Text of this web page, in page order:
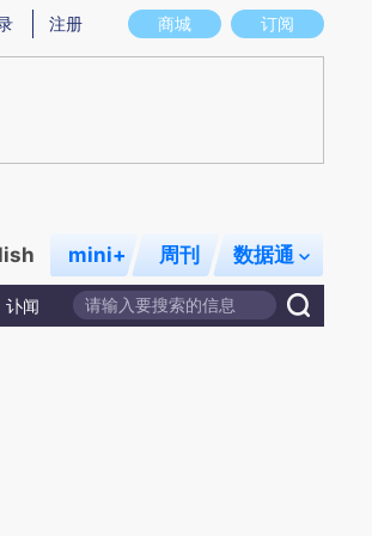
图存在偏差。不代表财新观点和立场。推荐点击链接
商城 订阅
注册
mini+ 周刊 数据通
讣闻